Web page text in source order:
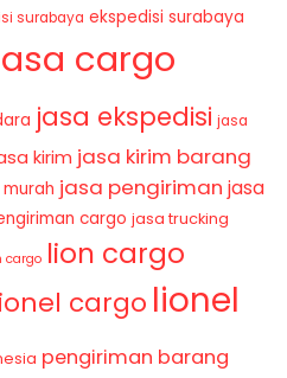
surabaya ekspedisi surabaya
cargo
jasa ekspedisi jasa
kirim jasa kirim barang
jasa pengiriman jasa
cargo jasa trucking
cargo lion cargo
cargo lionel
pengiriman barang